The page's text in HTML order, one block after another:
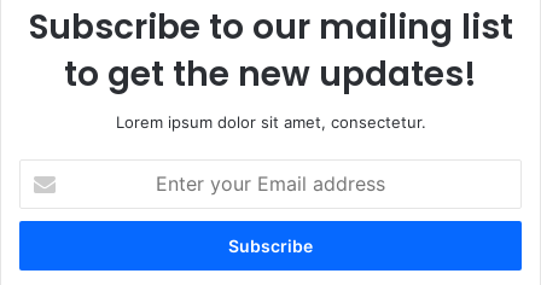
Subscribe to our mailing list
to get the new updates!
Lorem ipsum dolor sit amet, consectetur.
your
Email